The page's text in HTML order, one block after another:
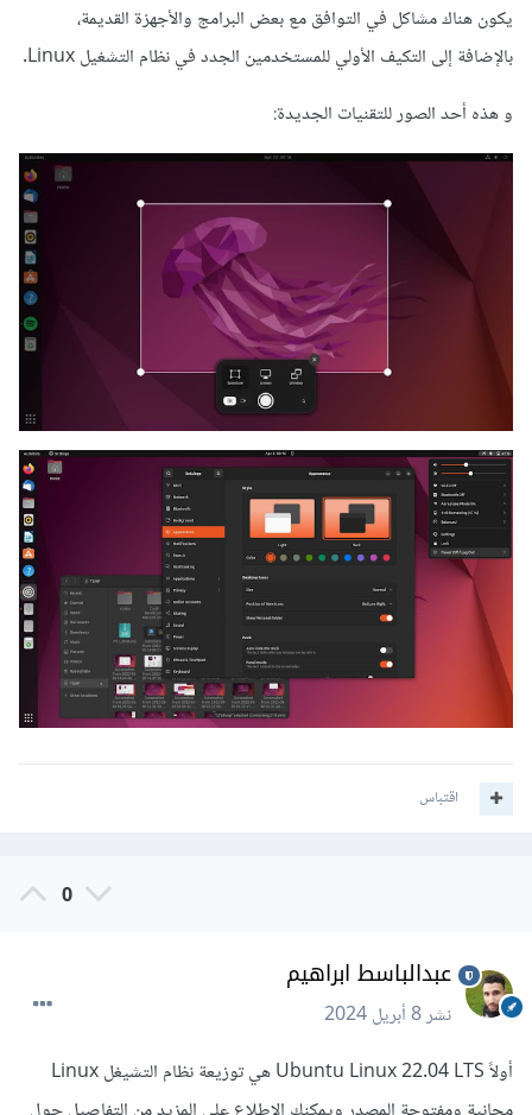
يكون هناك مشاكل في التوافق مع بعض البرامج والأجهزة القديمة،
بالإضافة إلى التكيف الأولي للمستخدمين الجدد في نظام التشغيل Linux.
و هذه أحد الصور للتقنيات الجديدة:
اقتباس
0
عبدالباسط ابراهيم
نشر8 أبريل 2024
أولاً Ubuntu Linux 22.04 LTS هي توزيعة نظام التشيغل Linux